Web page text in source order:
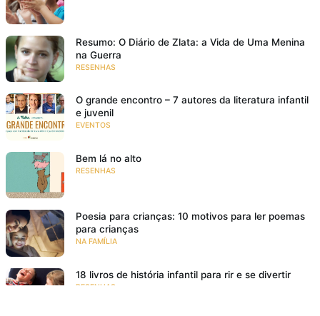
Resumo: O Diário de Zlata: a Vida de Uma Menina
na Guerra
RESENHAS
O grande encontro – 7 autores da literatura infantil
e juvenil
EVENTOS
Bem lá no alto
RESENHAS
Poesia para crianças: 10 motivos para ler poemas
para crianças
NA FAMÍLIA
18 livros de história infantil para rir e se divertir
RESENHAS